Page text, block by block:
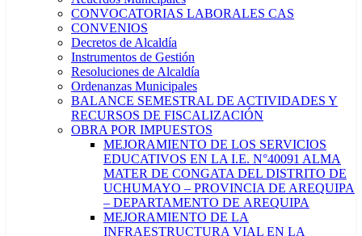
CONVOCATORIAS LABORALES CAS
CONVENIOS
Decretos de Alcaldía
Instrumentos de Gestión
Resoluciones de Alcaldía
Ordenanzas Municipales
BALANCE SEMESTRAL DE ACTIVIDADES Y
RECURSOS DE FISCALIZACIÓN
OBRA POR IMPUESTOS
MEJORAMIENTO DE LOS SERVICIOS
EDUCATIVOS EN LA I.E. N°40091 ALMA
MATER DE CONGATA DEL DISTRITO DE
UCHUMAYO – PROVINCIA DE AREQUIPA
– DEPARTAMENTO DE AREQUIPA
MEJORAMIENTO DE LA
INFRAESTRUCTURA VIAL EN LA